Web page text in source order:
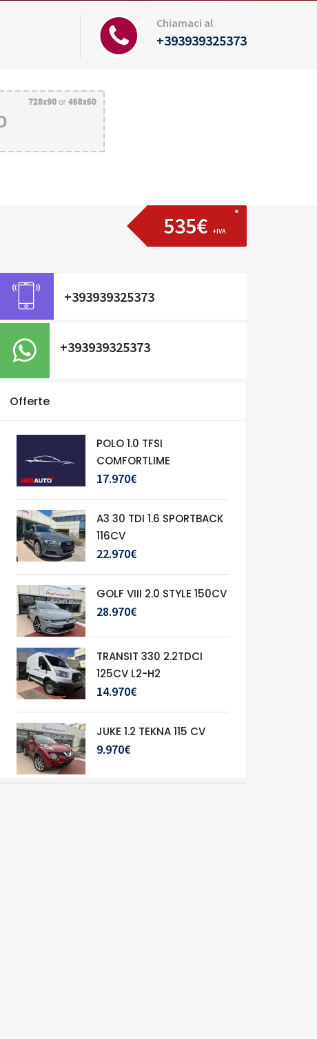
Chiamaci al
+393939325373
535€ +IVA
+393939325373
+393939325373
Offerte
POLO 1.0 TFSI
COMFORTLIME
17.970€
A3 30 TDI 1.6 SPORTBACK
116CV
22.970€
GOLF VIII 2.0 STYLE 150CV
28.970€
TRANSIT 330 2.2TDCI
125CV L2-H2
14.970€
JUKE 1.2 TEKNA 115 CV
9.970€